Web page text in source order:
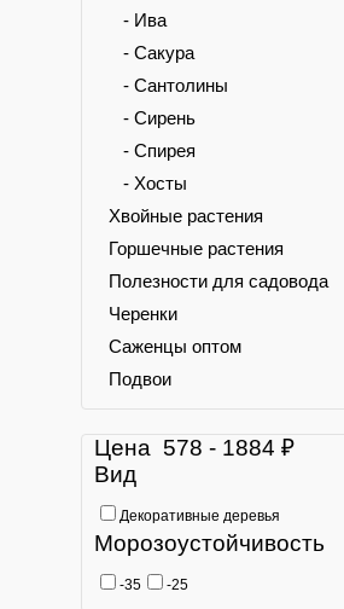
- Ива
- Сакура
- Сантолины
- Сирень
- Спирея
- Хосты
Хвойные растения
Горшечные растения
Полезности для садовода
Черенки
Саженцы оптом
Подвои
Цена 578 - 1884 ₽
Вид
Декоративные деревья
Морозоустойчивость
-35 -25